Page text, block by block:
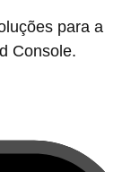
para a
Console.